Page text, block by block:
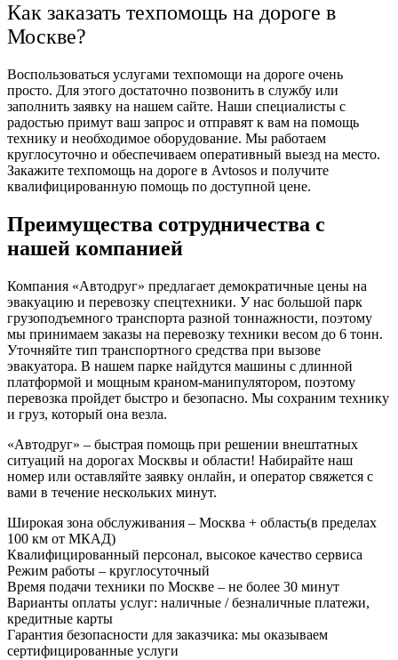
Как заказать техпомощь на дороге в
Москве?
Воспользоваться услугами техпомощи на дороге очень
просто. Для этого достаточно позвонить в службу или
заполнить заявку на нашем сайте. Наши специалисты с
радостью примут ваш запрос и отправят к вам на помощь
технику и необходимое оборудование. Мы работаем
круглосуточно и обеспечиваем оперативный выезд на место.
Закажите техпомощь на дороге в Avtosos и получите
квалифицированную помощь по доступной цене.
Преимущества сотрудничества с
нашей компанией
Компания «Автодруг» предлагает демократичные цены на
эвакуацию и перевозку спецтехники. У нас большой парк
грузоподъемного транспорта разной тоннажности, поэтому
мы принимаем заказы на перевозку техники весом до 6 тонн.
Уточняйте тип транспортного средства при вызове
эвакуатора. В нашем парке найдутся машины с длинной
платформой и мощным краном-манипулятором, поэтому
перевозка пройдет быстро и безопасно. Мы сохраним технику
и груз, который она везла.
«Автодруг» – быстрая помощь при решении внештатных
ситуаций на дорогах Москвы и области! Набирайте наш
номер или оставляйте заявку онлайн, и оператор свяжется с
вами в течение нескольких минут.
Широкая зона обслуживания – Москва + область(в пределах
100 км от МКАД)
Квалифицированный персонал, высокое качество сервиса
Режим работы – круглосуточный
Время подачи техники по Москве – не более 30 минут
Варианты оплаты услуг: наличные / безналичные платежи,
кредитные карты
Гарантия безопасности для заказчика: мы оказываем
сертифицированные услуги